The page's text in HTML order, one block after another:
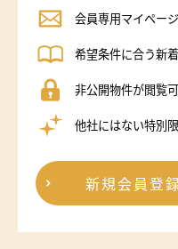
会員専用マイペー
希望条件に合う新
非公開物件が閲覧
他社にはない特別
新規会員登